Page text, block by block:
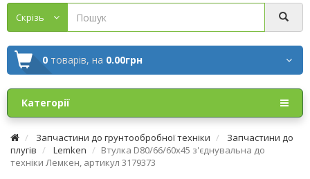
Cкрізь
0 товарів, на 0.00грн
Категорії
Запчастини до грунтообробної техніки
Запчастини до
плугів
Lemken
Втулка D80/66/60х45 з'єднувальна до
техніки Лемкен, артикул 3179373